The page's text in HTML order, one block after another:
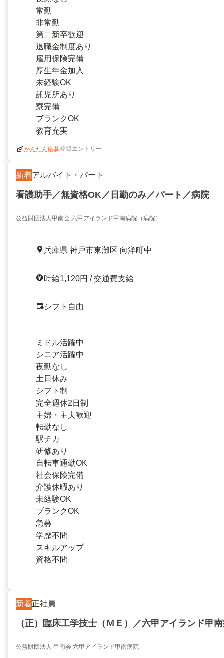
常勤
非常勤
第二新卒歓迎
退職金制度あり
雇用保険完備
厚生年金加入
未経験OK
託児所あり
寮完備
ブランクOK
教育充実
かんたん応募登録エントリー
新着アルバイト・パート
看護助手／無資格OK／日勤のみ／パート／病院
公益財団法人甲南会 六甲アイランド甲南病院（病院）
兵庫県 神戸市東灘区 向洋町中
時給1,120円 / 交通費支給
シフト自由
ミドル活躍中
シニア活躍中
夜勤なし
土日休み
シフト制
完全週休2日制
主婦・主夫歓迎
転勤なし
駅チカ
研修あり
自転車通勤OK
社会保険完備
介護休暇あり
未経験OK
ブランクOK
急募
学歴不問
スキルアップ
資格不問
新着正社員
（正）臨床工学技士（ＭＥ）／六甲アイランド甲
公益財団法人 甲南会 六甲アイランド甲南病院